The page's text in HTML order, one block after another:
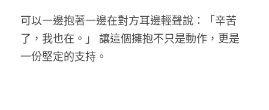
可以一邊抱著一邊在對方耳邊輕聲說：「辛苦
了，我也在。」 讓這個擁抱不只是動作，更是
一份堅定的支持。